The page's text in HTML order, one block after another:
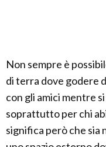
Non sempre è
di terra dove godere
con gli amici mentre
soprattutto per chi
significa però che sia